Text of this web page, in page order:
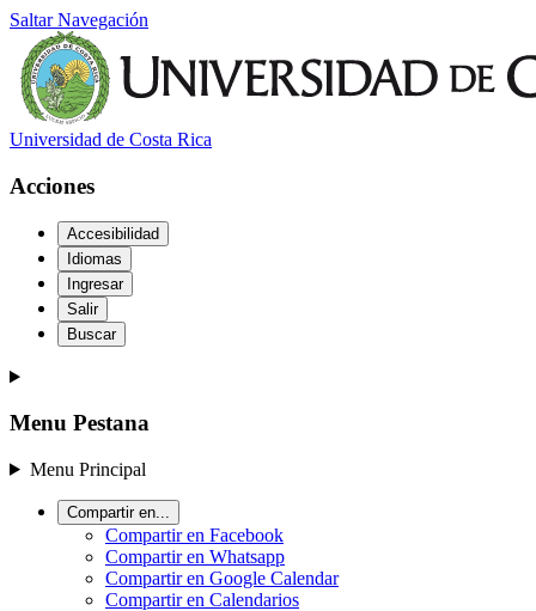
Saltar Navegación
Universidad de Costa Rica
Acciones
Accesibilidad
Idiomas
Ingresar
Salir
Buscar
Menu Pestana
Menu Principal
Compartir en...
Compartir en Facebook
Compartir en Whatsapp
Compartir en Google Calendar
Compartir en Calendarios